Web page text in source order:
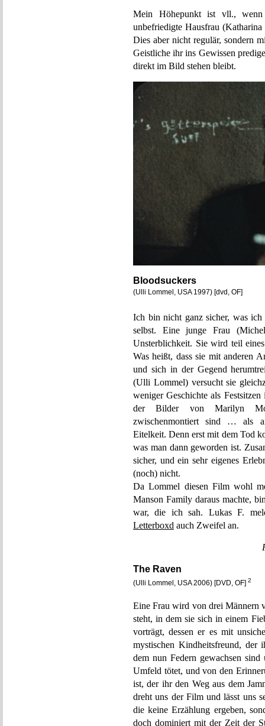
Mein Höhepunkt ist vll., wenn
unbefriedigte Hausfrau
Dies aber nicht regulär, sondern
Geistliche ihr ins Gewissen
direkt im Bild stehen bleibt.
Bloodsuckers
(Ulli Lommel, USA 1997) [dvd, OF]
Ich bin nicht ganz sicher, was
selbst. Eine junge Frau
Unsterblichkeit. Sie wird teil
Was heißt, dass sie mit anderen
und sich in der Gegend
(Ulli Lommel) versucht sie
weniger Geschichte als
der Bilder von Marilyn
zwischenmontiert sind … als
Eitelkeit. Denn erst mit dem Tod
was man dann geworden ist.
sicher, und ein sehr eigenes
(noch) nicht.
Da Lommel diesen Film wohl
Manson Family daraus machte,
war, die ich sah. Lukas F.
Letterboxd auch Zweifel an.
The Raven
(Ulli Lommel, USA 2006) [DVD, OF] 2
Eine Frau wird von drei Männern
steht, in dem sie sich in einem
vorträgt, dessen er es mit
mystischen Kindheitsfreund, der
dem nun Federn gewachsen
Umfeld tötet, und von den
ist, der ihr den Weg aus dem
dreht uns der Film und lässt uns
die keine Erzählung ergeben,
doch dominiert mit der Zeit der